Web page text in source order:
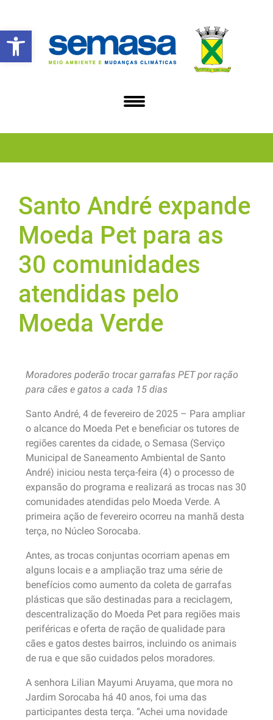
Abrir a barra de ferramentas
Santo André expande
Moeda Pet para as
30 comunidades
atendidas pelo
Moeda Verde
Moradores poderão trocar garrafas PET por ração
para cães e gatos a cada 15 dias
Santo André, 4 de fevereiro de 2025 – Para ampliar
o alcance do Moeda Pet e beneficiar os tutores de
regiões carentes da cidade, o Semasa (Serviço
Municipal de Saneamento Ambiental de Santo
André) iniciou nesta terça-feira (4) o processo de
expansão do programa e realizará as trocas nas 30
comunidades atendidas pelo Moeda Verde. A
primeira ação de fevereiro ocorreu na manhã desta
terça, no Núcleo Sorocaba.
Antes, as trocas conjuntas ocorriam apenas em
alguns locais e a ampliação traz uma série de
benefícios como aumento da coleta de garrafas
plásticas que são destinadas para a reciclagem,
descentralização do Moeda Pet para regiões mais
periféricas e oferta de ração de qualidade para
cães e gatos destes bairros, incluindo os animais
de rua e que são cuidados pelos moradores.
A senhora Lilian Mayumi Aruyama, que mora no
Jardim Sorocaba há 40 anos, foi uma das
participantes desta terça. “Achei uma novidade